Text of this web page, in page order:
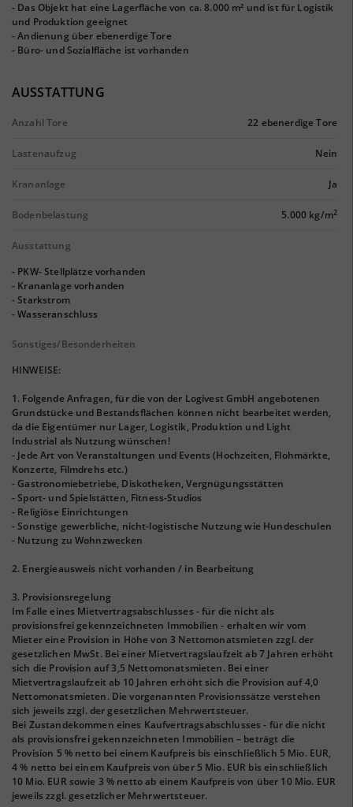
- Das Objekt hat eine Lagerfläche von ca. 8.000 m² und ist für Logistik
und Produktion geeignet
- Andienung über ebenerdige Tore
- Büro- und Sozialfläche ist vorhanden
AUSSTATTUNG
Anzahl Tore 22 ebenerdige Tore
Lastenaufzug Nein
Krananlage Ja
Bodenbelastung 5.000 kg/m2
Ausstattung
- PKW- Stellplätze vorhanden
- Krananlage vorhanden
- Starkstrom
- Wasseranschluss
Sonstiges/Besonderheiten
HINWEISE:
1. Folgende Anfragen, für die von der Logivest GmbH angebotenen
Grundstücke und Bestandsflächen können nicht bearbeitet werden,
da die Eigentümer nur Lager, Logistik, Produktion und Light
Industrial als Nutzung wünschen!
- Jede Art von Veranstaltungen und Events (Hochzeiten, Flohmärkte,
Konzerte, Filmdrehs etc.)
- Gastronomiebetriebe, Diskotheken, Vergnügungsstätten
- Sport- und Spielstätten, Fitness-Studios
- Religiöse Einrichtungen
- Sonstige gewerbliche, nicht-logistische Nutzung wie Hundeschulen
- Nutzung zu Wohnzwecken
2. Energieausweis nicht vorhanden / in Bearbeitung
3. Provisionsregelung
Im Falle eines Mietvertragsabschlusses - für die nicht als
provisionsfrei gekennzeichneten Immobilien - erhalten wir vom
Mieter eine Provision in Höhe von 3 Nettomonatsmieten zzgl. der
gesetzlichen MwSt. Bei einer Mietvertragslaufzeit ab 7 Jahren erhöht
sich die Provision auf 3,5 Nettomonatsmieten. Bei einer
Mietvertragslaufzeit ab 10 Jahren erhöht sich die Provision auf 4,0
Nettomonatsmieten. Die vorgenannten Provisionssätze verstehen
sich jeweils zzgl. der gesetzlichen Mehrwertsteuer.
Bei Zustandekommen eines Kaufvertragsabschlusses - für die nicht
als provisionsfrei gekennzeichneten Immobilien – beträgt die
Provision 5 % netto bei einem Kaufpreis bis einschließlich 5 Mio. EUR,
4 % netto bei einem Kaufpreis von über 5 Mio. EUR bis einschließlich
10 Mio. EUR sowie 3 % netto ab einem Kaufpreis von über 10 Mio. EUR
jeweils zzgl. gesetzlicher Mehrwertsteuer.